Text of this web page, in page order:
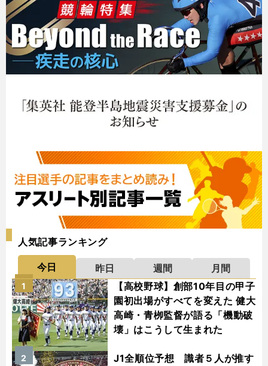
人気記事ランキング
今日 昨日 週間
月間
【高校野球】創部10年目の甲子
園初出場がすべてを変えた 健大
高崎・青栁監督が語る「機動破
壊」はこうして生まれた
1
J1全順位予想 識者５人が推す
2